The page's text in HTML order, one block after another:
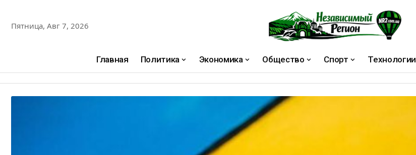
Пятница, Авг 7, 2026
Главная Политика Экономика Общество Спорт Технологии